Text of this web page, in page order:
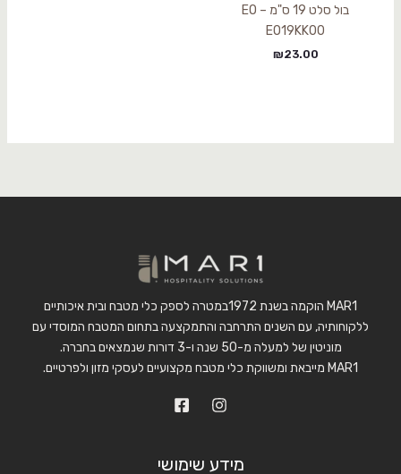
בול סלט 19 ס"מ – EO
EO19KK00
₪23.00
MAR1 הוקמה בשנת 1972במטרה לספק כלי מטבח ובית איכותיים
ללקוחותיה, עם השנים התרחבה והתמקצעה בתחום המטבח המוסדי עם
מוניטין של למעלה מ-50 שנה ו-3 דורות שנמצאים בחברה.
MAR1 מייבאת ומשווקת כלי מטבח מקצועיים לעסקי מזון ולפרטיים.
מידע שימושי